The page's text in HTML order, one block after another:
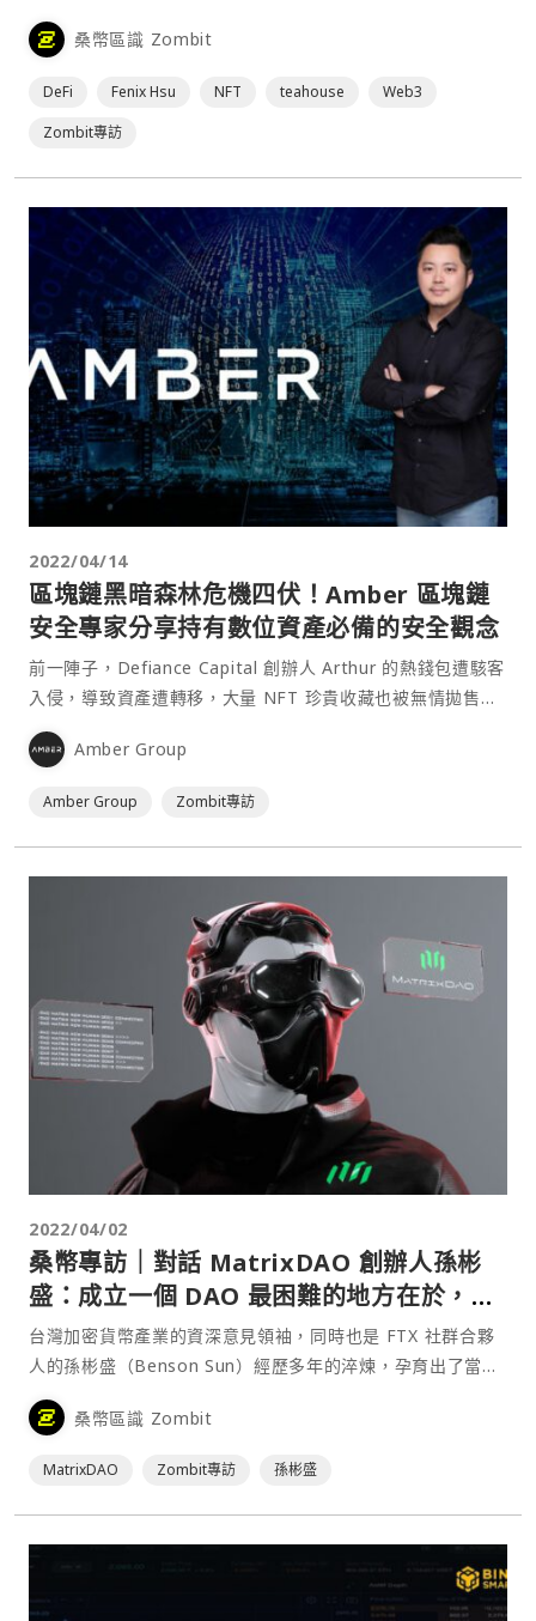
NFT 買賣，一步一步導向 DeFi、GameFi 等不同領域，便成
為各個 Web3 團隊在產品規劃與行銷方面的一大重點。來自
桑幣區識 Zombit
DeFi Fenix Hsu NFT teahouse
Web3
Zombit專訪
2022/04/14
區塊鏈黑暗森林危機四伏！Amber 區塊鏈
安全專家分享持有數位資產必備的安全觀念
前一陣子，Defiance Capital 創辦人 Arthur 的熱錢包遭駭客
入侵，導致資產遭轉移，大量 NFT 珍貴收藏也被無情拋售，
這無疑對加密貨幣市場敲響了警鐘，就連對加密貨幣有多年經
驗的 Degen 都無法避免網路安全問題了，那加密新手又該如
Amber Group
Amber Group Zombit專訪
2022/04/02
桑幣專訪｜對話 MatrixDAO 創辦人孫彬
盛：成立一個 DAO 最困難的地方在於，如
何找到志同道合的夥伴
台灣加密貨幣產業的資深意見領袖，同時也是 FTX 社群合夥
人的孫彬盛（Benson Sun）經歷多年的淬煉，孕育出了當前
亞洲地區最大規模的 Venture DAO - MatrixDAO。身為一位
加密貨幣早期投資人，Benson 多年下來的投資已為其累積了
桑幣區識 Zombit
MatrixDAO Zombit專訪 孫彬盛